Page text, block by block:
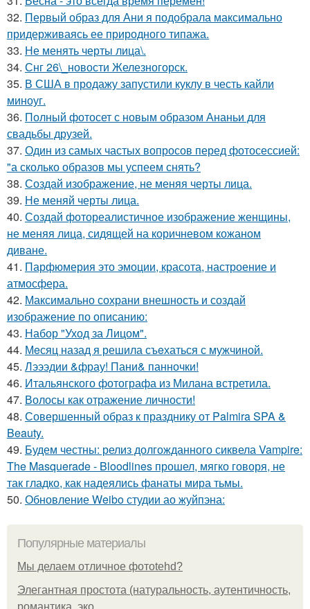
32. Первый образ для Ани я подобрала максимально
придерживаясь ее природного типажа.
33. Не менять черты лица\.
34. Снг 26\_новости Железногорск.
35. В США в продажу запустили куклу в честь кайли
миноуг.
36. Полный фотосет с новым образом Ананьи для
свадьбы друзей.
37. Один из самых частых вопросов перед фотосессией:
"а сколько образов мы успеем снять?
38. Создай изображение, не меняя черты лица.
39. Не меняй черты лица.
40. Создай фотореалистичное изображение женщины,
не меняя лица, сидящей на коричневом кожаном
диване.
41. Парфюмерия это эмоции, красота, настроение и
атмосфера.
42. Максимально сохрани внешность и создай
изображение по описанию:
43. Набор "Уход за Лицом".
44. Мeсяц назад я решила съeхаться с мужчиной.
45. Лэээдии &фрау! Пани& панночки!
46. Итальянского фотографа из Милана встретила.
47. Волосы как отражение личности!
48. Совершенный образ к празднику от Palmira SPA &
Beauty.
49. Будем честны: релиз долгожданного сиквела Vampire:
The Masquerade - Bloodlines прошел, мягко говоря, не
так гладко, как надеялись фанаты мира тьмы.
50. Обновление Weibo студии ао жуйпэна:
Популярные материалы
Мы делаем отличное фотоtehd?
Элегантная простота (натуральность, аутентичность,
романтика, эко.